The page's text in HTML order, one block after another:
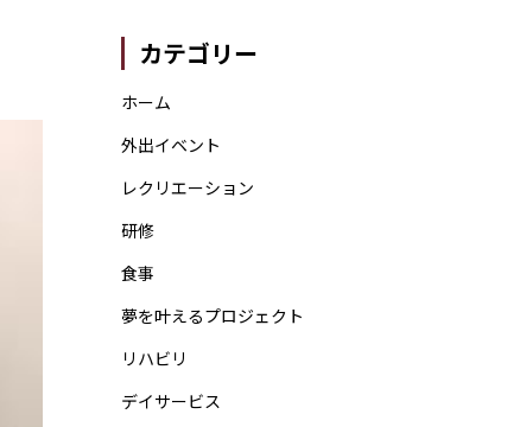
カテゴリー
ホーム
外出イベント
レクリエーション
研修
食事
夢を叶えるプロジェクト
リハビリ
デイサービス